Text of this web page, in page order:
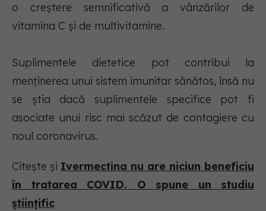
o creştere semnificativă a vânzărilor de
vitamina C şi de multivitamine.
Suplimentele dietetice pot contribui la
menţinerea unui sistem imunitar sănătos, însă nu
se ştia dacă suplimentele specifice pot fi
asociate unui risc mai scăzut de contagiere cu
noul coronavirus.
Citește și Ivermectina nu are niciun beneficiu
în tratarea COVID. O spune un studiu
științific